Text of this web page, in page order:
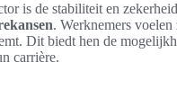
is de stabiliteit en
. Werknemers
Dit biedt hen de
carrière.